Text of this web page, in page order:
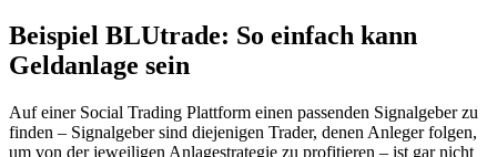
Beispiel BLUtrade: So einfach kann
Geldanlage sein
Auf einer Social Trading Plattform einen passenden Signalgeber zu
finden – Signalgeber sind diejenigen Trader, denen Anleger folgen,
um von der jeweiligen Anlagestrategie zu profitieren – ist gar nicht